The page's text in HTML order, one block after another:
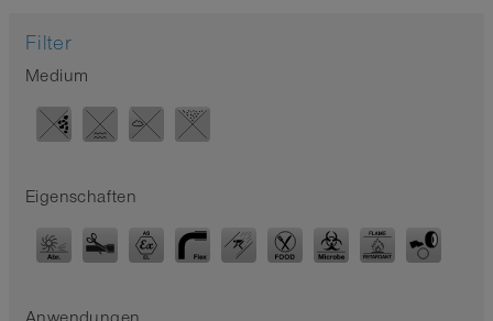
Filter
Medium
Eigenschaften